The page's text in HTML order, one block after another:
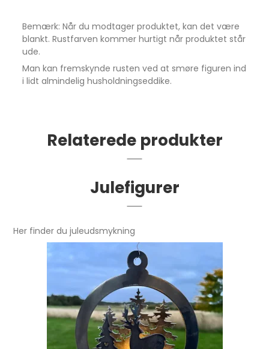
Bemærk: Når du modtager produktet, kan det være
blankt. Rustfarven kommer hurtigt når produktet står
ude.
Man kan fremskynde rusten ved at smøre figuren ind
i lidt almindelig husholdningseddike.
Relaterede produkter
Julefigurer
Her finder du juleudsmykning